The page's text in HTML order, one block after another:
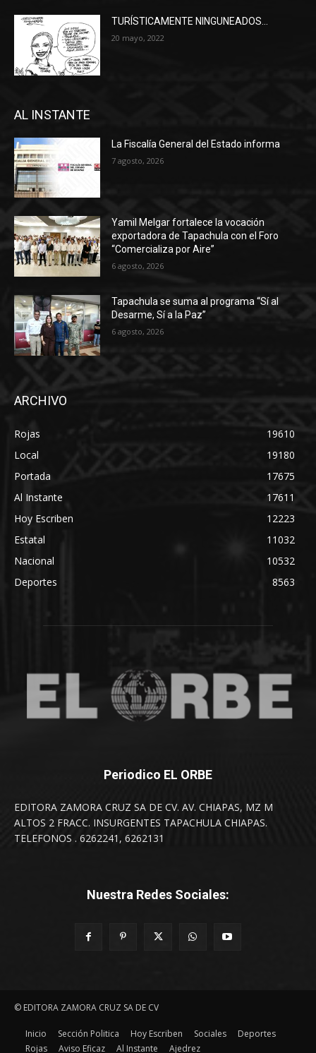
TURÍSTICAMENTE NINGUNEADOS…
20 mayo, 2022
AL INSTANTE
La Fiscalía General del Estado informa
7 agosto, 2026
Yamil Melgar fortalece la vocación
exportadora de Tapachula con el Foro
“Comercializa por Aire”
6 agosto, 2026
Tapachula se suma al programa “Sí al
Desarme, Sí a la Paz”
6 agosto, 2026
ARCHIVO
Rojas
19610
Local
19180
Portada
17675
Al Instante
17611
Hoy Escriben
12223
Estatal
11032
Nacional
10532
Deportes
8563
Periodico EL ORBE
EDITORA ZAMORA CRUZ SA DE CV. AV. CHIAPAS, MZ M
ALTOS 2 FRACC. INSURGENTES TAPACHULA CHIAPAS.
TELEFONOS . 6262241, 6262131
Nuestra Redes Sociales:
© EDITORA ZAMORA CRUZ SA DE CV
Inicio Sección Politica Hoy Escriben Sociales
Deportes
Rojas
Aviso Eficaz Al Instante Ajedrez